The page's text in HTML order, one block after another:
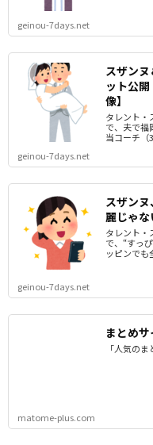
geinou-7days.net
スザン
ット公
像】
タレント・
で、夫で福
当コーチ（
geinou-7days.net
スザン
麗じゃな
タレント・
で、“すっ
ッピンでも
geinou-7days.net
まとめ
「人気の
matome-plus.com